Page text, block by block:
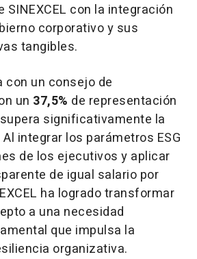
SINEXCEL con la integración
corporativo y sus
tangibles.
con un consejo de
un 37,5% de representación
significativamente la
integrar los parámetros ESG
de los ejecutivos y aplicar
de igual salario por
ha logrado transformar
a una necesidad
que impulsa la
organizativa.